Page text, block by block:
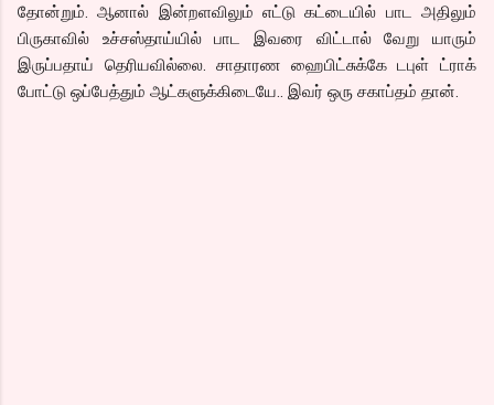
தோன்றும். ஆனால் இன்றளவிலும் எட்டு கட்டையில் பாட அதிலும்
பிருகாவில் உச்சஸ்தாய்யில் பாட இவரை விட்டால் வேறு யாரும்
இருப்பதாய் தெரியவில்லை. சாதாரண ஹைபிட்சுக்கே டபுள் ட்ராக்
போட்டு ஒப்பேத்தும் ஆட்களுக்கிடையே.. இவர் ஒரு சகாப்தம் தான்.